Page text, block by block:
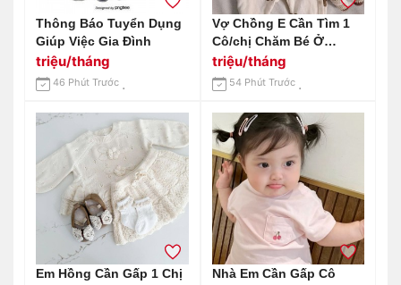
Thông Báo Tuyển Dụng
Giúp Việc Gia Đình
triệu/tháng
46 Phút Trước
Vợ Chồng E Cần Tìm 1
Cô/chị Chăm Bé Ở
Chung Cư Quân Đội
Quận Gò Vấp Lương 13
Triệu Ạ
triệu/tháng
54 Phút Trước
Em Hồng Cần Gấp 1 Chị
Nhà Em Cần Gấp Cô